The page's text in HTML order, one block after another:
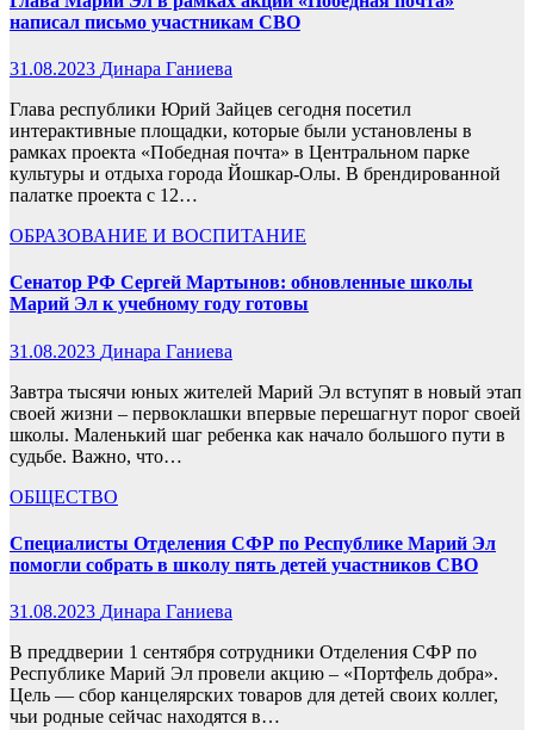
написал письмо участникам СВО
31.08.2023 Динара Ганиева
Глава республики Юрий Зайцев сегодня посетил
интерактивные площадки, которые были установлены в
рамках проекта «Победная почта» в Центральном парке
культуры и отдыха города Йошкар-Олы. В брендированной
палатке проекта с 12…
ОБРАЗОВАНИЕ И ВОСПИТАНИЕ
Сенатор РФ Сергей Мартынов: обновленные школы
Марий Эл к учебному году готовы
31.08.2023 Динара Ганиева
Завтра тысячи юных жителей Марий Эл вступят в новый этап
своей жизни – первоклашки впервые перешагнут порог своей
школы. Маленький шаг ребенка как начало большого пути в
судьбе. Важно, что…
ОБЩЕСТВО
Специалисты Отделения СФР по Республике Марий Эл
помогли собрать в школу пять детей участников СВО
31.08.2023 Динара Ганиева
В преддверии 1 сентября сотрудники Отделения СФР по
Республике Марий Эл провели акцию – «Портфель добра».
Цель — сбор канцелярских товаров для детей своих коллег,
чьи родные сейчас находятся в…